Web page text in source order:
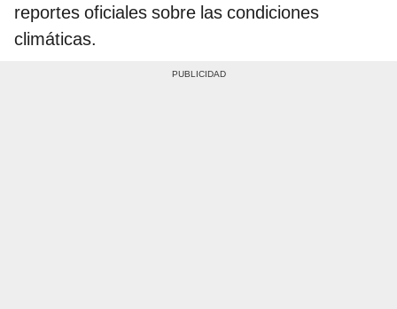
reportes oficiales sobre las condiciones
climáticas.